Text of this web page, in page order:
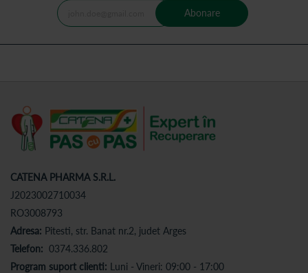
Abonare
CATENA PHARMA S.R.L.
J2023002710034
RO3008793
Adresa: Pitesti, str. Banat nr.2, judet Arges
Telefon: 0374.336.802
Program suport clienti: Luni - Vineri: 09:00 - 17:00